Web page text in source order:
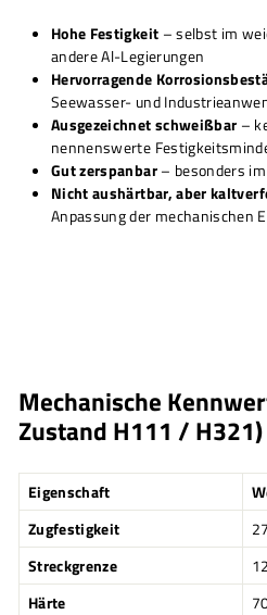
Hohe Festigkeit – selbst im
andere Al-Legierungen
Hervorragende
Seewasser- und
Ausgezeichnet schweißbar –
nennenswerte
Gut zerspanbar– besonders
Nicht aushärtbar, aber
Anpassung der mechanischen
Mechanische
Zustand H111 / H321)
Eigenschaft
Zugfestigkeit
Streckgrenze
Härte